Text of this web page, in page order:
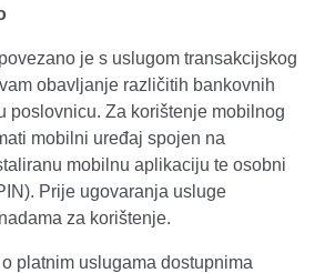
je s uslugom transakcijskog
obavljanje različitih bankovnih
poslovnicu. Za korištenje mobilnog
mobilni uređaj spojen na
mobilnu aplikaciju te osobni
Prije ugovaranja usluge
za korištenje.
platnim uslugama dostupnima